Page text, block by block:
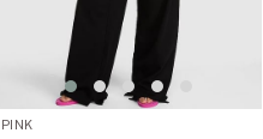
PINK